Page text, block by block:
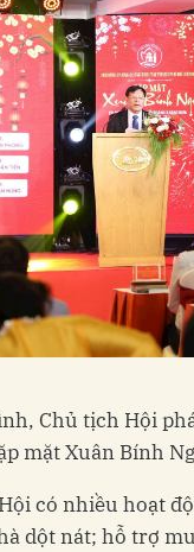
Chủ tịch Hội
mặt Xuân Bính
có nhiều hoạt
dột nát; hỗ trợ